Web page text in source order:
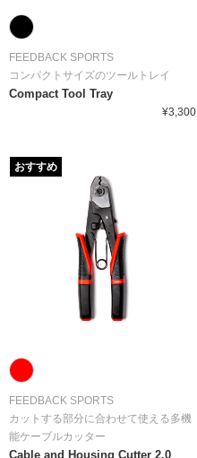
FEEDBACK SPORTS
コンパクトサイズのツールトレイ
Compact Tool Tray
¥3,300
FEEDBACK SPORTS
カットする部分に合わせて使える多機
能ケーブルカッター
Cable and Housing Cutter 2.0
おすすめ